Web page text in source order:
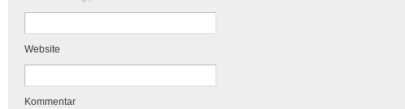
Website
Kommentar